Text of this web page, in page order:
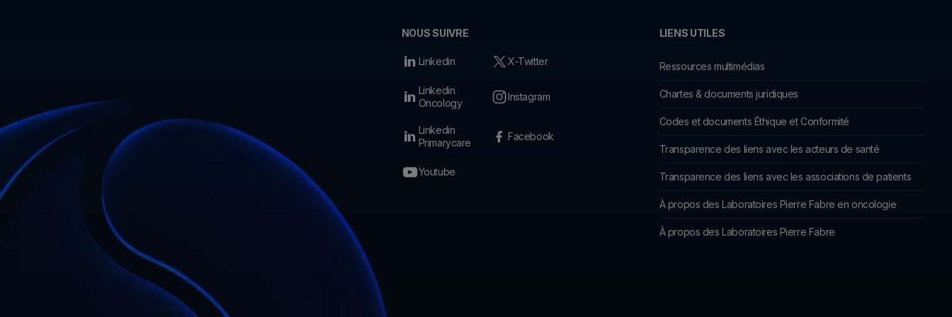
NOUS SUIVRE
Linkedin X-Twitter
Linkedin
Oncology
Instagram
Linkedin
Primarycare
Facebook
Youtube
LIENS UTILES
Ressources multimédias
Chartes & documents juridiques
Codes et documents Éthique et Conformité
Transparence des liens avec les acteurs de santé
Transparence des liens avec les associations de patients
À propos des Laboratoires Pierre Fabre en oncologie
À propos des Laboratoires Pierre Fabre